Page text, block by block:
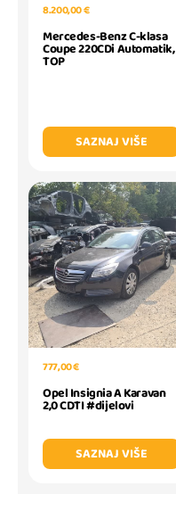
8.200,00 €
Mercedes-Benz C-klasa
Coupe 220CDi Automatik,
TOP
SAZNAJ VIŠE
777,00 €
Opel Insignia A Karavan
2,0 CDTI #dijelovi
SAZNAJ VIŠE